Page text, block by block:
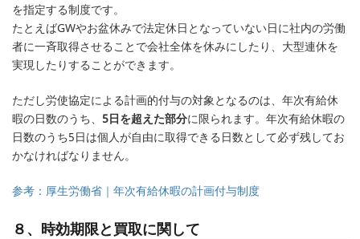
を指定する制度です。
たとえばGWやお盆休みで法定休日となっていない日に社内の労働
者に一斉取得させることで会社全体を休みにしたり、大型連休を
実現したりすることができます。
ただし労使協定による計画的付与の対象となるのは、年次有給休
暇の日数のうち、 5日を超えた部分に限られます。年次有給休暇の
日数のうち5日は個人が自由に取得できる日数として必ず残してお
かなければなりません。
参考：厚生労働省｜年次有給休暇の計画付与制度
８、時効期限と買取に関して